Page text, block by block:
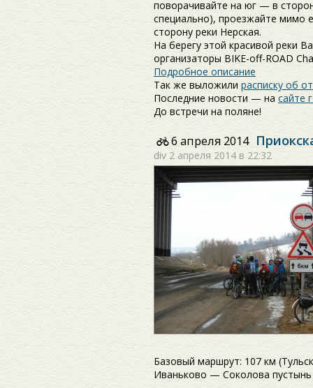
поворачивайте на юг — в
специально), проезжайте мимо
сторону реки Нерская.
На берегу этой красивой реки
организаторы BIKE-off-ROAD
Подробное описание
Так же выложили расписку об
Последние новости — на сайте
До встречи на поляне!
6 апреля 2014
div 2 апреля 2014 в 22:32
Базовый маршрут: 107 км
Иваньково — Соколова